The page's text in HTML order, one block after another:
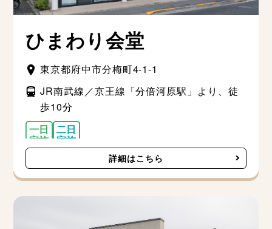
ひまわり会堂
東京都府中市分梅町4-1-1
JR南武線／京王線「分倍河原駅」より、徒
歩10分
詳細はこちら